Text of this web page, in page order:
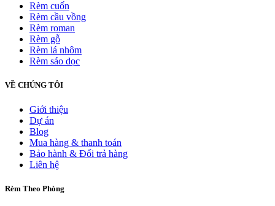
Rèm cuốn
Rèm cầu vồng
Rèm roman
Rèm gỗ
Rèm lá nhôm
Rèm sáo dọc
VỀ CHÚNG TÔI
Giới thiệu
Dự án
Blog
Mua hàng & thanh toán
Bảo hành & Đổi trả hàng
Liên hệ
Rèm Theo Phòng